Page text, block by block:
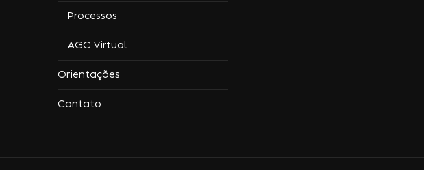
Processos
AGC Virtual
Orientações
Contato